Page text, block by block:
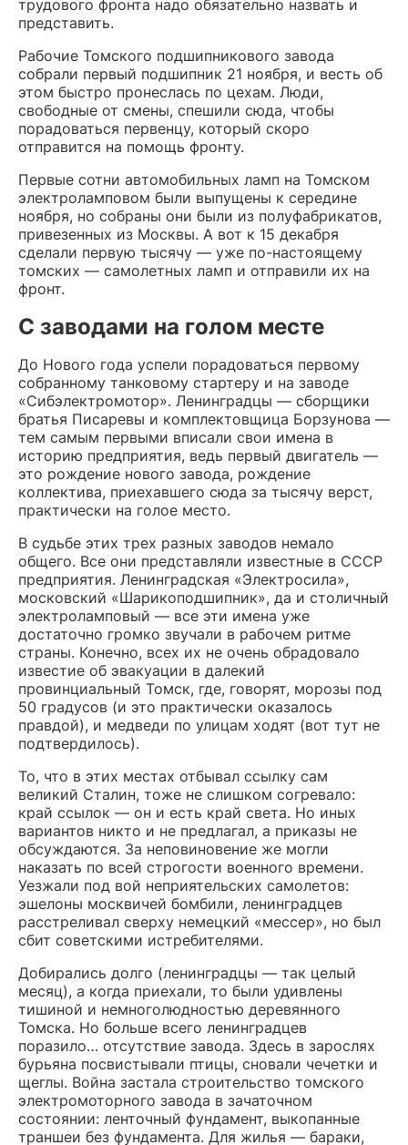
трудового фронта надо обязательно назвать и
представить.
Рабочие Томского подшипникового завода
собрали первый подшипник 21 ноября, и весть об
этом быстро пронеслась по цехам. Люди,
свободные от смены, спешили сюда, чтобы
порадоваться первенцу, который скоро
отправится на помощь фронту.
Первые сотни автомобильных ламп на Томском
электроламповом были выпущены к середине
ноября, но собраны они были из полуфабрикатов,
привезенных из Москвы. А вот к 15 декабря
сделали первую тысячу — уже по-настоящему
томских — самолетных ламп и отправили их на
фронт.
С заводами на голом месте
До Нового года успели порадоваться первому
собранному танковому стартеру и на заводе
«Сибэлектромотор». Ленинградцы — сборщики
братья Писаревы и комплектовщица Борзунова —
тем самым первыми вписали свои имена в
историю предприятия, ведь первый двигатель —
это рождение нового завода, рождение
коллектива, приехавшего сюда за тысячу верст,
практически на голое место.
В судьбе этих трех разных заводов немало
общего. Все они представляли известные в СССР
предприятия. Ленинградская «Электросила»,
московский «Шарикоподшипник», да и столичный
электроламповый — все эти имена уже
достаточно громко звучали в рабочем ритме
страны. Конечно, всех их не очень обрадовало
известие об эвакуации в далекий
провинциальный Томск, где, говорят, морозы под
50 градусов (и это практически оказалось
правдой), и медведи по улицам ходят (вот тут не
подтвердилось).
То, что в этих местах отбывал ссылку сам
великий Сталин, тоже не слишком согревало:
край ссылок — он и есть край света. Но иных
вариантов никто и не предлагал, а приказы не
обсуждаются. За неповиновение же могли
наказать по всей строгости военного времени.
Уезжали под вой неприятельских самолетов:
эшелоны москвичей бомбили, ленинградцев
расстреливал сверху немецкий «мессер», но был
сбит советскими истребителями.
Добирались долго (ленинградцы — так целый
месяц), а когда приехали, то были удивлены
тишиной и немноголюдностью деревянного
Томска. Но больше всего ленинградцев
поразило… отсутствие завода. Здесь в зарослях
бурьяна посвистывали птицы, сновали чечетки и
щеглы. Война застала строительство томского
электромоторного завода в зачаточном
состоянии: ленточный фундамент, выкопанные
траншеи без фундамента. Для жилья — бараки,